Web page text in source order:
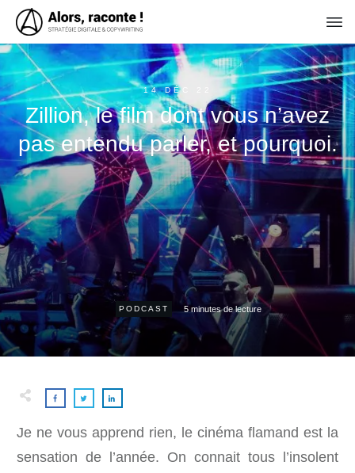
14 DÉC 22
Zillion, le film dont vous n’avez
pas entendu parler, et pourquoi.
PODCAST 5minutes de lecture
Je ne vous apprend rien, le cinéma flamand est la
sensation de l’année. On connait tous l’insolent